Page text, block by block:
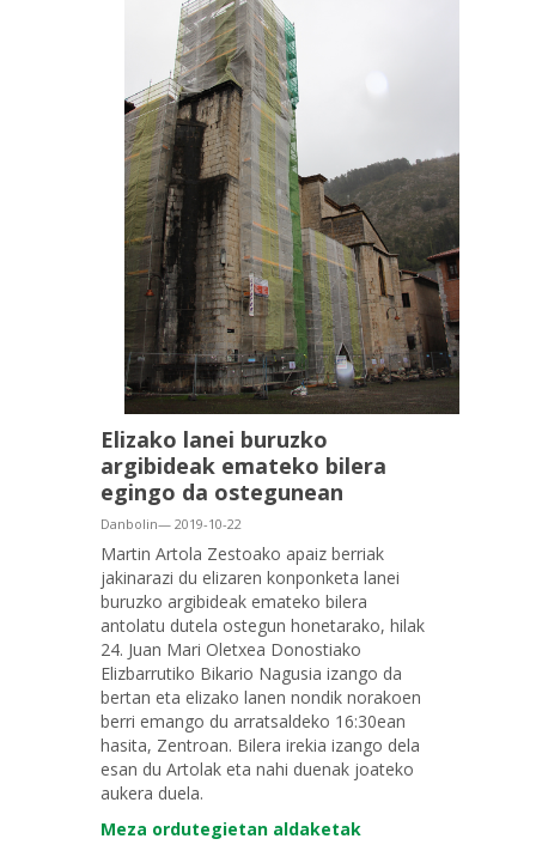
Elizako lanei buruzko
argibideak emateko bilera
egingo da ostegunean
Danbolin— 2019-10-22
Martin Artola Zestoako apaiz berriak
jakinarazi du elizaren konponketa lanei
buruzko argibideak emateko bilera
antolatu dutela ostegun honetarako, hilak
24. Juan Mari Oletxea Donostiako
Elizbarrutiko Bikario Nagusia izango da
bertan eta elizako lanen nondik norakoen
berri emango du arratsaldeko 16:30ean
hasita, Zentroan. Bilera irekia izango dela
esan du Artolak eta nahi duenak joateko
aukera duela.
Meza ordutegietan aldaketak